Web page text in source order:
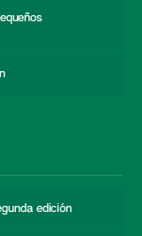
edición